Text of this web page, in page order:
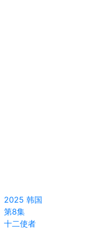
2025 韩国
第8集
十二使者